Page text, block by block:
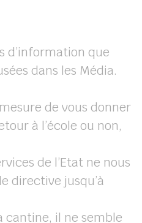
d’information que
dans les Média.
de vous donner
à l’école ou non,
de l’Etat ne nous
directive jusqu’à
cantine, il ne semble